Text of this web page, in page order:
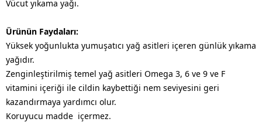
Vücut yıkama yağı.
Ürünün Faydaları:
Yüksek yoğunlukta yumuşatıcı yağ asitleri içeren günlük yıkama
yağıdır.
Zenginleştirilmiş temel yağ asitleri Omega 3, 6 ve 9 ve F
vitamini içeriği ile cildin kaybettiği nem seviyesini geri
kazandırmaya yardımcı olur.
Koruyucu madde içermez.